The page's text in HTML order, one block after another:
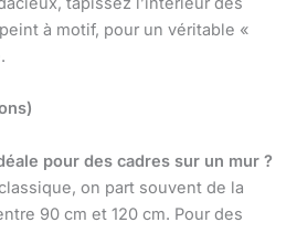
à motif, pour un véritable «
pour des cadres sur un mur ?
on part souvent de la
90 cm et 120 cm. Pour des